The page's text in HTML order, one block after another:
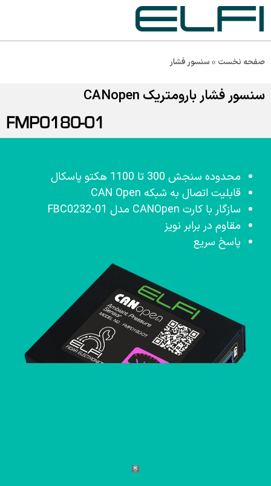
صفحه نخست » سنسور فشار
سنسور فشار بارومتریک CANopen
FMP0180-01
محدوده سنجش 300 تا 1100 هکتو پاسکال
قابلیت اتصال به شبکه CAN Open
سازگار با کارت CANOpen مدل FBC0232-01
مقاوم در برابر نویز
پاسخ سریع